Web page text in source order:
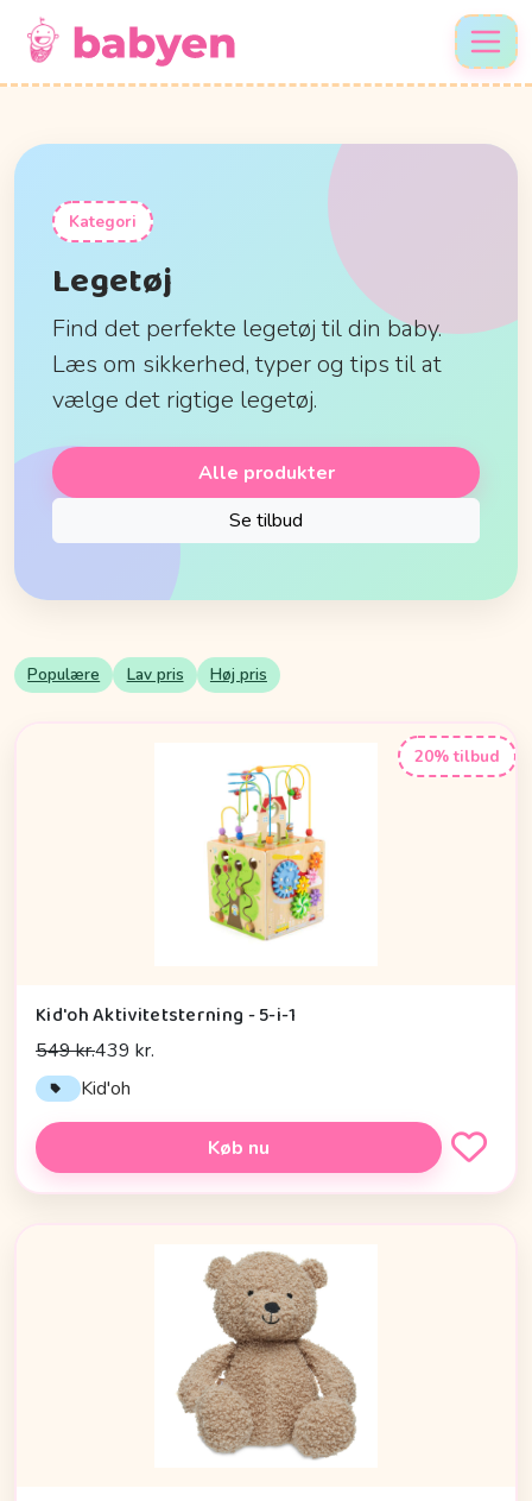
Kategori
Legetøj
Find det perfekte legetøj til din baby.
Læs om sikkerhed, typer og tips til at
vælge det rigtige legetøj.
Alle produkter
Se tilbud
Populære Lav pris Høj pris
20% tilbud
Kid'oh Aktivitetsterning - 5-i-1
549 kr.439 kr.
Kid'oh
Køb nu